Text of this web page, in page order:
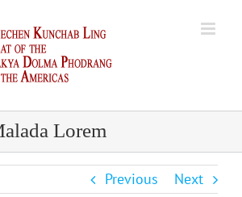
Lorem
Previous Next